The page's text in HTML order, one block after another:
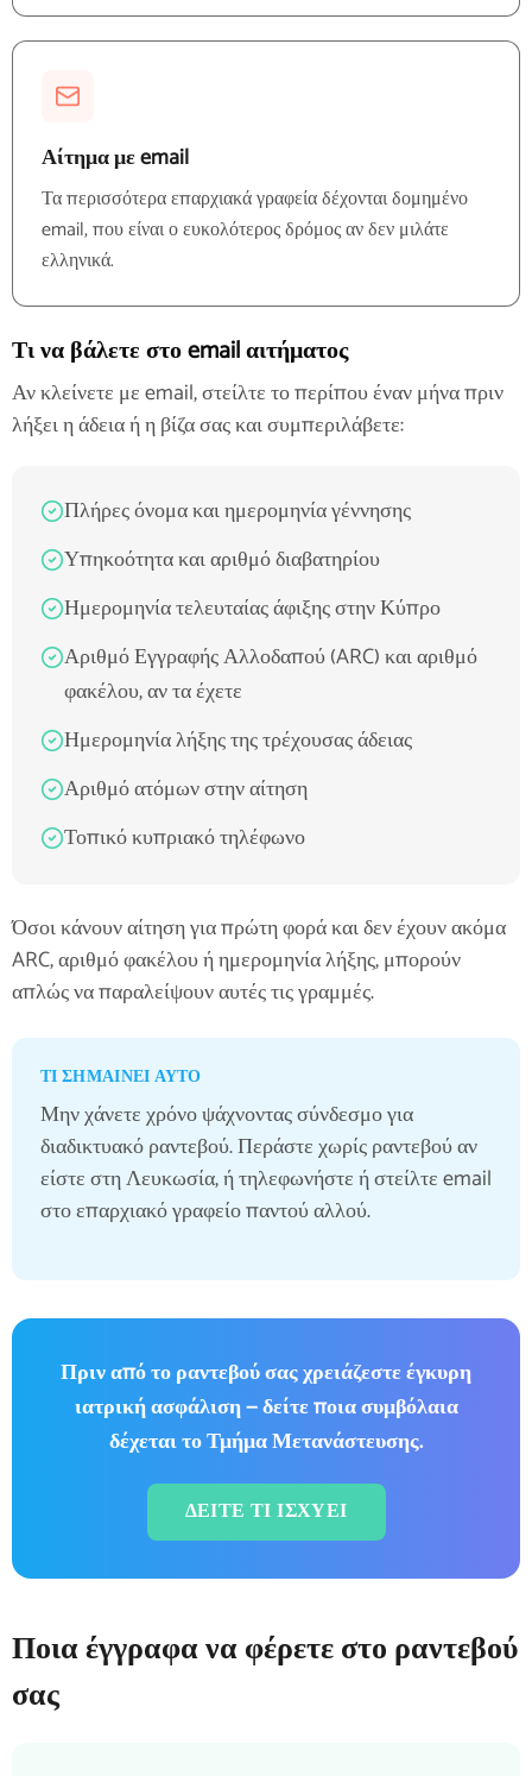
Αίτημα με email
Τα περισσότερα επαρχιακά γραφεία δέχονται δομημένο
email, που είναι ο ευκολότερος δρόμος αν δεν μιλάτε
ελληνικά.
Τι να βάλετε στο email αιτήματος
Αν κλείνετε με email, στείλτε το περίπου έναν μήνα πριν
λήξει η άδεια ή η βίζα σας και συμπεριλάβετε:
Πλήρες όνομα και ημερομηνία γέννησης
Υπηκοότητα και αριθμό διαβατηρίου
Ημερομηνία τελευταίας άφιξης στην Κύπρο
Αριθμό Εγγραφής Αλλοδαπού (ARC) και αριθμό
φακέλου, αν τα έχετε
Ημερομηνία λήξης της τρέχουσας άδειας
Αριθμό ατόμων στην αίτηση
Τοπικό κυπριακό τηλέφωνο
Όσοι κάνουν αίτηση για πρώτη φορά και δεν έχουν ακόμα
ARC, αριθμό φακέλου ή ημερομηνία λήξης, μπορούν
απλώς να παραλείψουν αυτές τις γραμμές.
ΤΙ ΣΗΜΑΊΝΕΙ ΑΥΤΌ
Μην χάνετε χρόνο ψάχνοντας σύνδεσμο για
διαδικτυακό ραντεβού. Περάστε χωρίς ραντεβού αν
είστε στη Λευκωσία, ή τηλεφωνήστε ή στείλτε email
στο επαρχιακό γραφείο παντού αλλού.
Πριν από το ραντεβού σας χρειάζεστε έγκυρη
ιατρική ασφάλιση — δείτε ποια συμβόλαια
δέχεται το Τμήμα Μετανάστευσης.
ΔΕΊΤΕ ΤΙ ΙΣΧΎΕΙ
Ποια έγγραφα να φέρετε στο ραντεβού
σας